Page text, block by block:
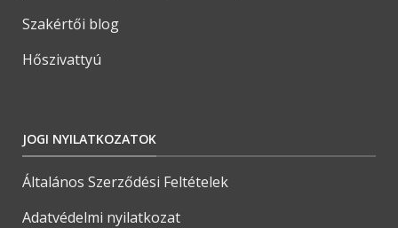
Szakértői blog
Hőszivattyú
JOGI NYILATKOZATOK
Általános Szerződési Feltételek
Adatvédelmi nyilatkozat